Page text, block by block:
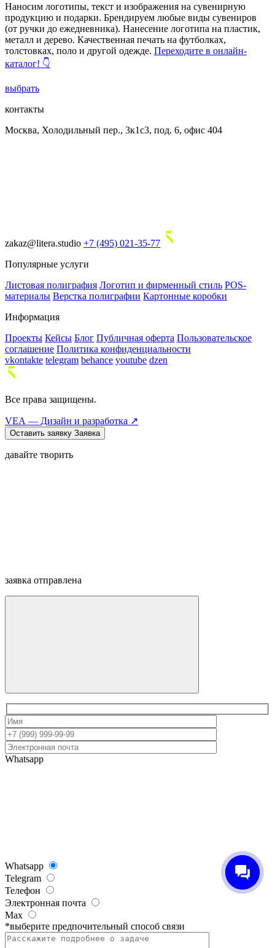
Наносим логотипы, текст и изображения на сувенирную
продукцию и подарки. Брендируем любые виды сувениров
(от ручки до ежедневника). Нанесение логотипа на пластик,
металл и дерево. Качественная печать на футболках,
толстовках, поло и другой одежде. Переходите в онлайн-
каталог! 👇
выбрать
контакты
Москва, Холодильный пер., 3к1с3, под. 6, офис 404
zakaz@litera.studio +7 (495) 021-35-77
Популярные услуги
Листовая полиграфия Логотип и фирменный стиль POS-
материалы Верстка полиграфии Картонные коробки
Информация
Проекты Кейсы Блог Публичная оферта Пользовательское
соглашение Политика конфиденциальности
vkontakte telegram behance youtube dzen
Все права защищены.
VEA — Дизайн и разработка ↗
Оставить заявку Заявка
давайте творить
заявка отправлена
Whatsapp
Whatsapp
Telegram
Телефон
Электронная почта
Max
*выберите предпочительный способ связи